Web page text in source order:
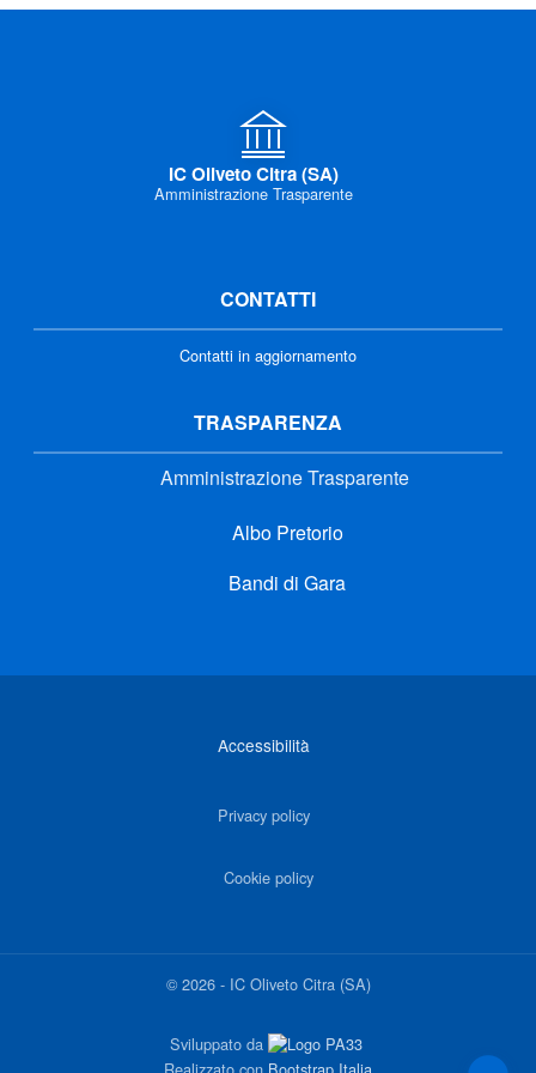
IC Oliveto Citra (SA)
Amministrazione Trasparente
CONTATTI
Contatti in aggiornamento
TRASPARENZA
Amministrazione Trasparente
Albo Pretorio
Bandi di Gara
Accessibilità
Privacy policy
Cookie policy
©2026- IC Oliveto Citra (SA)
Sviluppato da